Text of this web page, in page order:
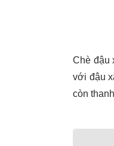
Chè đậu
với đậu
còn